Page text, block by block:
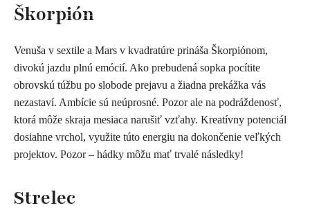
​Škorpión
Venuša v sextile a Mars v kvadratúre prináša Škorpiónom,
divokú jazdu plnú emócií. Ako prebudená sopka pocítite
obrovskú túžbu po slobode prejavu a žiadna prekážka vás
nezastaví. Ambície sú neúprosné. Pozor ale na podráždenosť,
ktorá môže skraja mesiaca narušiť vzťahy. Kreatívny potenciál
dosiahne vrchol, využite túto energiu na dokončenie veľkých
projektov. Pozor – hádky môžu mať trvalé následky!
Strelec